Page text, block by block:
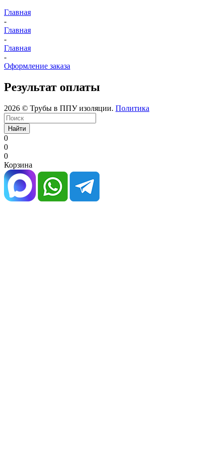
Главная
-
Главная
-
Главная
-
Оформление заказа
Результат оплаты
2026 © Трубы в ППУ изоляции. Политика
Найти
0
0
0
Корзина